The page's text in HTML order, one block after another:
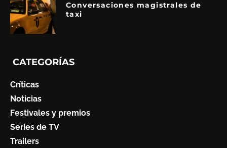
Conversaciones magistrales de
taxi
CATEGORÍAS
Críticas
Noticias
Festivales y premios
Series de TV
Trailers